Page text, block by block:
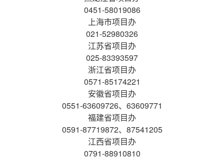
0451-58019086
上海市项目办
021-52980326
江苏省项目办
025-83393597
浙江省项目办
0571-85174221
安徽省项目办
0551-63609726、63609771
福建省项目办
0591-87719872、87541205
江西省项目办
0791-88910810